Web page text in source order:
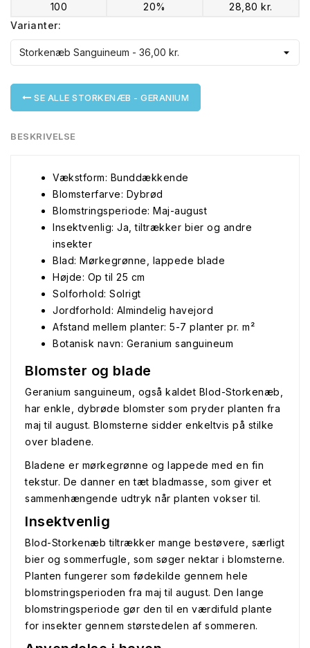
100
20%
28,80 kr.
Varianter:
SE ALLE STORKENÆB - GERANIUM
BESKRIVELSE
Vækstform: Bunddækkende
Blomsterfarve: Dybrød
Blomstringsperiode: Maj-august
Insektvenlig: Ja, tiltrækker bier og andre
insekter
Blad: Mørkegrønne, lappede blade
Højde: Op til 25 cm
Solforhold: Solrigt
Jordforhold: Almindelig havejord
Afstand mellem planter: 5-7 planter pr. m²
Botanisk navn: Geranium sanguineum
Blomster og blade
Geranium sanguineum, også kaldet Blod-Storkenæb,
har enkle, dybrøde blomster som pryder planten fra
maj til august. Blomsterne sidder enkeltvis på stilke
over bladene.
Bladene er mørkegrønne og lappede med en fin
tekstur. De danner en tæt bladmasse, som giver et
sammenhængende udtryk når planten vokser til.
Insektvenlig
Blod-Storkenæb tiltrækker mange bestøvere, særligt
bier og sommerfugle, som søger nektar i blomsterne.
Planten fungerer som fødekilde gennem hele
blomstringsperioden fra maj til august. Den lange
blomstringsperiode gør den til en værdifuld plante
for insekter gennem størstedelen af sommeren.